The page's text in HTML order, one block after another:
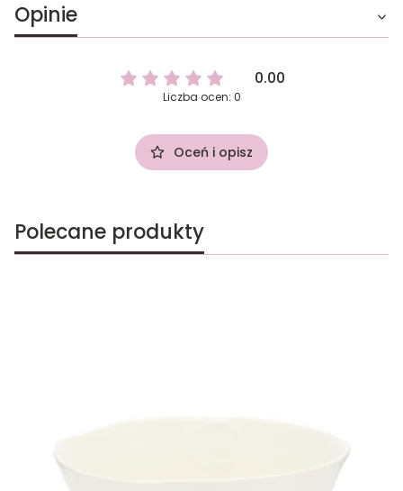
Opinie
0.00
Liczba ocen: 0
Oceń i opisz
Polecane produkty